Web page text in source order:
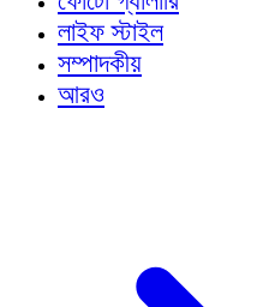
লাইফ স্টাইল
সম্পাদকীয়
আরও